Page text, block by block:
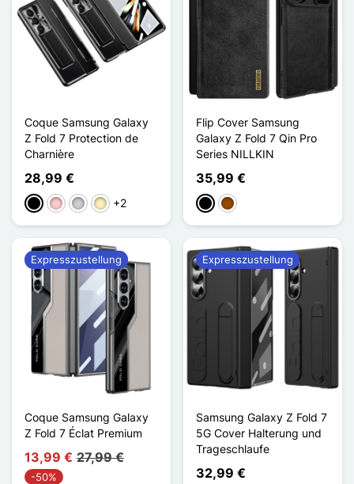
Coque Samsung Galaxy
Z Fold 7 Protection de
Charnière
28,99 €
Schwarz
PinkSilberGolden
+2
Flip Cover Samsung
Galaxy Z Fold 7 Qin Pro
Series NILLKIN
35,99 €
Schwarz
Braun
Coque Samsung Galaxy
Z Fold 7 Éclat Premium
13,99 € 27,99 €
-50%
Expresszustellung
Samsung Galaxy Z Fold 7
5G Cover Halterung und
Trageschlaufe
32,99 €
Expresszustellung